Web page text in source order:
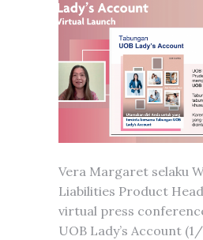
Vera Margaret selaku
Liabilities Product
virtual press
UOB Lady’s Account